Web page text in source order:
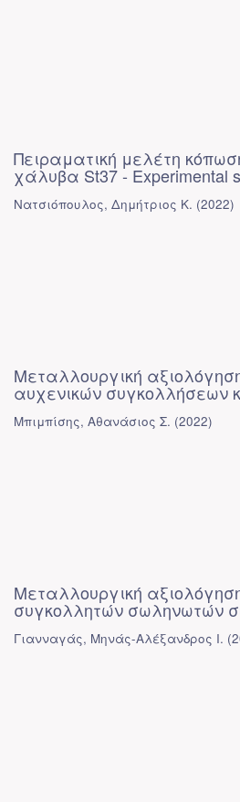
Πειραματική μελέτη
χάλυβα St37 - Experimental
Νατσιόπουλος, Δημήτριος Κ. (2022)
Μεταλλουργική
αυχενικών συγκολλήσεων
Μπιμπίσης, Αθανάσιος Σ. (2022)
Μεταλλουργική
συγκολλητών σωληνωτών
Γιανναγάς, Μηνάς-Αλέξανδρος Ι. (